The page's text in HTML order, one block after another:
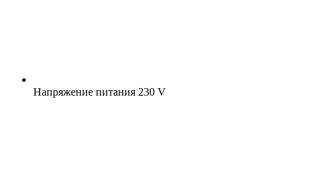
Напряжение питания 230 V